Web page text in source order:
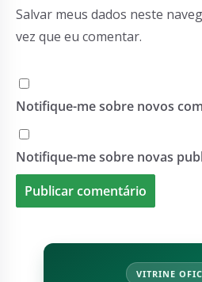
Salvar meus dados neste
vez que eu comentar.
Notifique-me sobre novos
Notifique-me sobre novas
VITRINE